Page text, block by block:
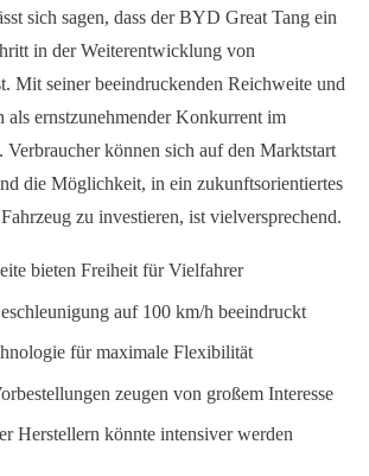
sich sagen, dass der BYD Great Tang ein
in der Weiterentwicklung von
Mit seiner beeindruckenden Reichweite und
als ernstzunehmender Konkurrent im
können sich auf den Marktstart
die Möglichkeit, in ein zukunftsorientiertes
zu investieren, ist vielversprechend.
bieten Freiheit für Vielfahrer
auf 100 km/h beeindruckt
für maximale Flexibilität
zeugen von großem Interesse
Herstellern könnte intensiver werden